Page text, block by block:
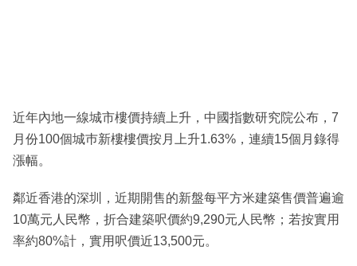
近年內地一線城市樓價持續上升，中國指數研究院公布，7
月份100個城巿新樓樓價按月上升1.63%，連續15個月錄得
漲幅。
鄰近香港的深圳，近期開售的新盤每平方米建築售價普遍逾
10萬元人民幣，折合建築呎價約9,290元人民幣；若按實用
率約80%計，實用呎價近13,500元。